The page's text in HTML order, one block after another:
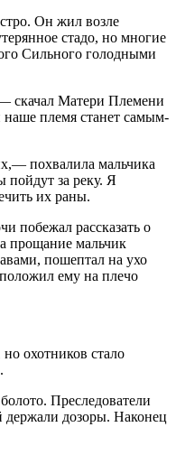
Он жил возле
стадо, но многие
Сильного голодными
Матери Племени
племя станет самым-
похвалила мальчика
за реку. Я
их раны.
побежал рассказать о
прощание мальчик
пошептал на ухо
ему на плечо
охотников стало
Преследователи
держали дозоры. Наконец